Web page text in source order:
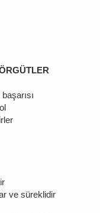
ve süreklidir